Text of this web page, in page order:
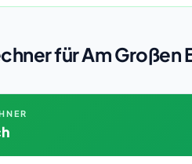
für Am Großen